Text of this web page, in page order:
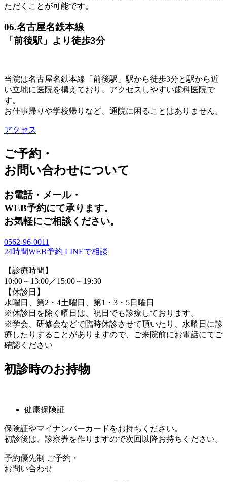
ただくことが可能です。
06.名古屋名鉄本線
「前後駅」より徒歩3分
当院は名古屋名鉄本線「前後駅」駅から徒歩3分と駅から近
い立地に医院を構えており、アクセスしやすい歯科医院で
す。
お仕事帰りや学校帰りなど、通院に困ることはありません。
アクセス
ご予約・
お問い合わせについて
お電話・メール・
WEB予約にて承ります。
お気軽にご相談ください。
0562-96-0011
24時間WEB予約 LINEで相談
【診療時間】
10:00～13:00／15:00～19:30
【休診日】
水曜日、第2・4土曜日、第1・3・5日曜日
※休診日を除く曜日は、祝日でも診療しております。
※学会、研修会などで臨時休診させて頂いたり、水曜日に診
療したりすることがありますので、ご来院前にお電話にてご
確認ください
初診時のお持物
健康保険証
保険証やマイナンバーカードをお持ちください。
初診後は、診察券を作りますので次回以降お持ちください。
予約優先制 ご予約・
お問い合わせ